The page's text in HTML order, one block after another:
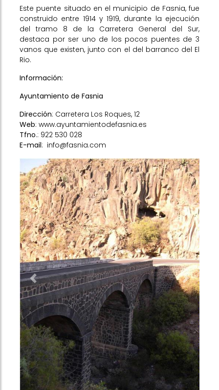
Este puente situado en el municipio de Fasnia, fue
construido entre 1914 y 1919, durante la ejecución
del tramo 8 de la Carretera General del Sur,
destaca por ser uno de los pocos puentes de 3
vanos que existen, junto con el del barranco del El
Rio.
Información:
Ayuntamiento de Fasnia
Dirección: Carretera Los Roques, 12
Web: www.ayuntamientodefasnia.es
Tfno.: 922 530 028
E-mail: info@fasnia.com
Previous Next